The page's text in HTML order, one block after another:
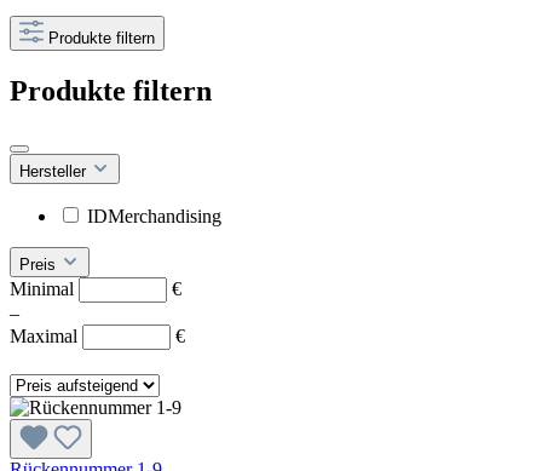
Produkte filtern
Produkte filtern
Hersteller
IDMerchandising
Preis
Minimal
€
–
Maximal
€